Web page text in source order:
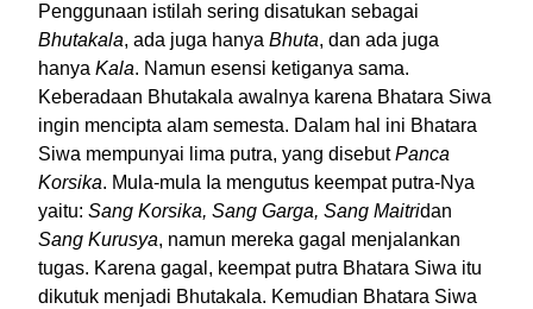
Penggunaan istilah sering disatukan sebagai
Bhutakala, ada juga hanya Bhuta, dan ada juga
hanya Kala. Namun esensi ketiganya sama.
Keberadaan Bhutakala awalnya karena Bhatara Siwa
ingin mencipta alam semesta. Dalam hal ini Bhatara
Siwa mempunyai lima putra, yang disebutPanca
Korsika. Mula-mula Ia mengutus keempat putra-Nya
yaitu: Sang Korsika, Sang Garga, Sang Maitridan
Sang Kurusya, namun mereka gagal menjalankan
tugas. Karena gagal, keempat putra Bhatara Siwa itu
dikutuk menjadi Bhutakala. Kemudian Bhatara Siwa